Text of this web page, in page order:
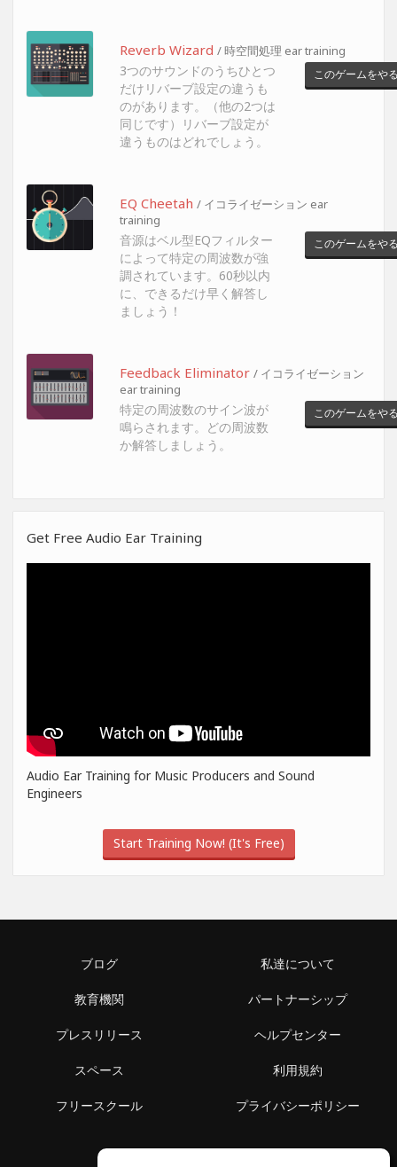
Reverb Wizard / 時空間処理 ear training
3つのサウンドのうちひとつ
だけリバーブ設定の違うも
のがあります。（他の2つは
同じです）リバーブ設定が
違うものはどれでしょう。
このゲームをや
EQ Cheetah / イコライゼーション ear
training
音源はベル型EQフィルター
によって特定の周波数が強
調されています。60秒以内
に、できるだけ早く解答し
ましょう！
このゲームをや
Feedback Eliminator / イコライゼーション
ear training
特定の周波数のサイン波が
鳴らされます。どの周波数
か解答しましょう。
このゲームをや
Get Free Audio Ear Training
Audio Ear Training for Music Producers and Sound
Engineers
Start Training Now! (It's Free)
ブログ
教育機関
プレスリリース
スペース
フリースクール
私達について
パートナーシップ
ヘルプセンター
利用規約
プライバシーポリシー